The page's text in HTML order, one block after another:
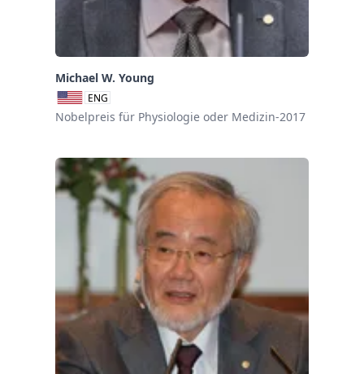
Michael W. Young
ENG
Nobelpreis für Physiologie oder Medizin-2017